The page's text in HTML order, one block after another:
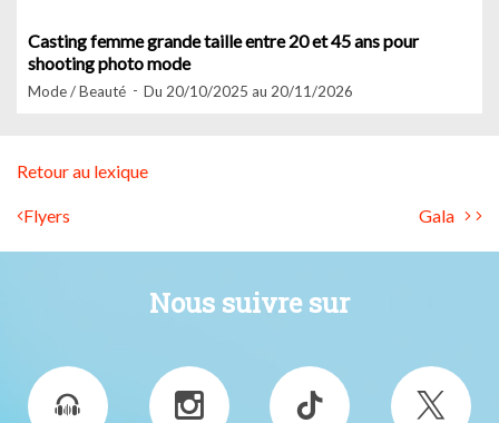
Casting femme grande taille entre 20 et 45 ans pour
shooting photo mode
Mode / Beauté Du 20/10/2025 au 20/11/2026
Retour au lexique
Flyers Gala
Nous suivre sur